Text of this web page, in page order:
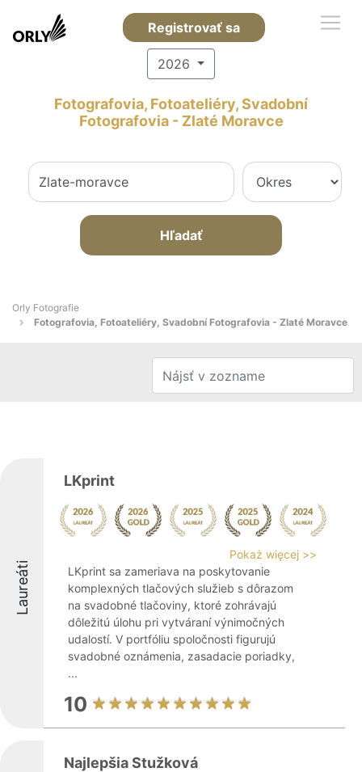
Registrovať sa
2026
Fotografovia, Fotoateliéry, Svadobní
Fotografovia - Zlaté Moravce
Hľadať
Orly Fotografie
Fotografovia, Fotoateliéry, Svadobní Fotografovia - Zlaté Moravce
Laureáti
LKprint
Pokaż więcej >>
LKprint sa zameriava na poskytovanie
komplexných tlačových služieb s dôrazom
na svadobné tlačoviny, ktoré zohrávajú
dôležitú úlohu pri vytváraní výnimočných
udalostí. V portfóliu spoločnosti figurujú
svadobné oznámenia, zasadacie poriadky,
...
10
Najlepšia Stužková